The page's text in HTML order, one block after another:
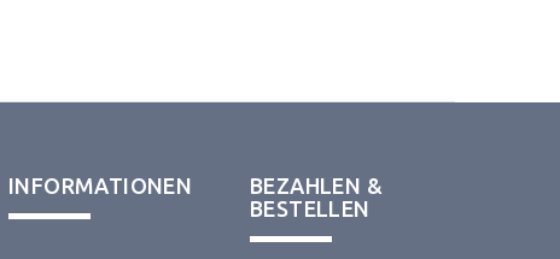
INFORMATIONEN
BEZAHLEN &
BESTELLEN